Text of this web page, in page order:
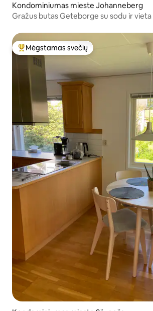
Kondominiumas mieste Johanneberg
Gražus butas Geteborge su sodu ir
Svečių mėgstamiausias
Mėgstamas svečių